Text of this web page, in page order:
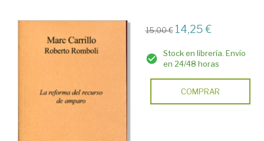
15,00 € 14,25 €
Stock en librería. Envío
en 24/48 horas
COMPRAR